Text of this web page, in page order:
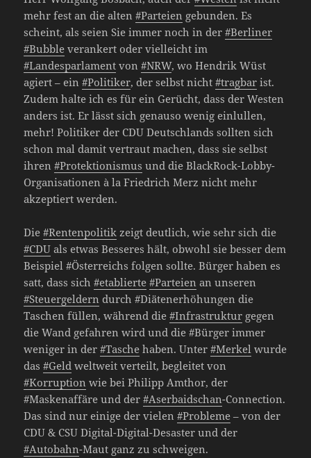
mehr fest an die alten#Parteien gebunden. Es
scheint, als seien Sie immer noch in der#Berliner
#Bubble verankert oder vielleicht im
#Landesparlament von#NRW, wo Hendrik Wüst
agiert – ein#Politiker, der selbst nicht#tragbar ist.
Zudem halte ich es für ein Gerücht, dass der Westen
anders ist. Er lässt sich genauso wenig einlullen,
mehr! Politiker der CDU Deutschlands sollten sich
schon mal damit vertraut machen, dass sie selbst
ihren#Protektionismus und die BlackRock-Lobby-
Organisationen à la Friedrich Merz nicht mehr
akzeptiert werden.
Die#Rentenpolitik zeigt deutlich, wie sehr sich die
#CDU als etwas Besseres hält, obwohl sie besser dem
Beispiel #Österreichs folgen sollte. Bürger haben es
satt, dass sich#etablierte #Parteien an unseren
#Steuergeldern durch #Diätenerhöhungen die
Taschen füllen, während die#Infrastruktur gegen
die Wand gefahren wird und die #Bürger immer
weniger in der#Tasche haben. Unter#Merkel wurde
das#Geld weltweit verteilt, begleitet von
#Korruption wie bei Philipp Amthor, der
#Maskenaffäre und der#Aserbaidschan-Connection.
Das sind nur einige der vielen#Probleme – von der
CDU & CSU Digital-Digital-Desaster und der
#Autobahn-Maut ganz zu schweigen.